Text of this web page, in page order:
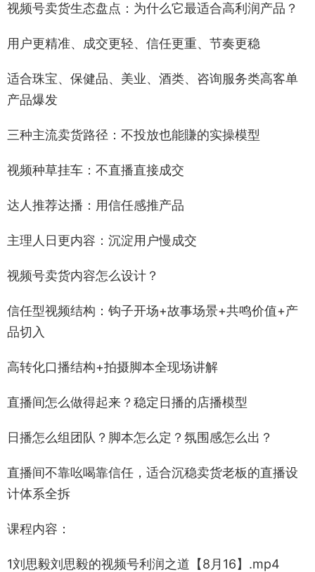
视频号卖货生态盘点：为什么它最适合高利润产品？
用户更精准、成交更轻、信任更重、节奏更稳
适合珠宝、保健品、美业、酒类、咨询服务类高客单
产品爆发
三种主流卖货路径：不投放也能賺的实操模型
视频种草挂车：不直播直接成交
达人推荐达播：用信任感推产品
主理人日更内容：沉淀用户慢成交
视频号卖货内容怎么设计？
信任型视频结构：钩子开场+故事场景+共鸣价值+产
品切入
高转化口播结构+拍摄脚本全现场讲解
直播间怎么做得起来？稳定日播的店播模型
日播怎么组团队？脚本怎么定？氛围感怎么出？
直播间不靠吆喝靠信任，适合沉稳卖货老板的直播设
计体系全拆
课程内容：
1刘思毅刘思毅的视频号利润之道【8月16】.mp4